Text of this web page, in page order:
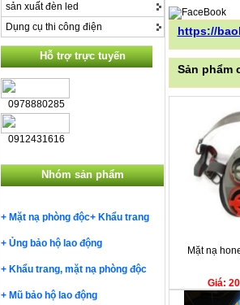
sản xuất đèn led
Dụng cụ thi công điện
Hỗ trợ trực tuyến
0978880285
0912431616
Nhóm sản phẩm
+ Mặt nạ phòng độc+ Khẩu trang
+ Ủng bảo hộ lao động
+ Khẩu trang, mặt nạ phòng độc
+ Mũ bảo hộ lao động
https://
Sản phẩm
Mặt nạ
Giá: